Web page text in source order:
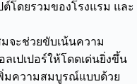
โดยรวมของโรงแรม และ
จะช่วยขับเน้นความ
เปเปอร์ให้โดดเด่นยิ่งขึ้น
มความสมบูรณ์แบบด้วย